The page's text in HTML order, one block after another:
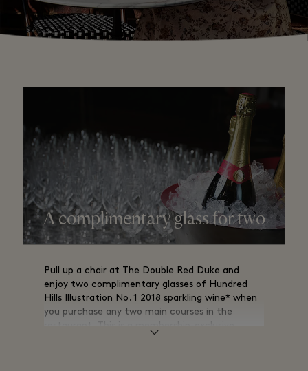
A complimentary glass for two
Pull up a chair at The Double Red Duke and
enjoy two complimentary glasses of Hundred
Hills Illustration No. 1 2018 sparkling wine* when
you purchase any two main courses in the